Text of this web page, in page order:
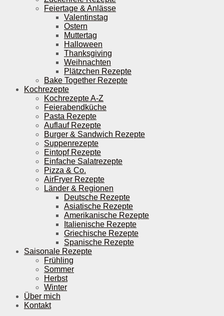
Feiertage & Anlässe
Valentinstag
Ostern
Muttertag
Halloween
Thanksgiving
Weihnachten
Plätzchen Rezepte
Bake Together Rezepte
Kochrezepte
Kochrezepte A-Z
Feierabendküche
Pasta Rezepte
Auflauf Rezepte
Burger & Sandwich Rezepte
Suppenrezepte
Eintopf Rezepte
Einfache Salatrezepte
Pizza & Co.
AirFryer Rezepte
Länder & Regionen
Deutsche Rezepte
Asiatische Rezepte
Amerikanische Rezepte
Italienische Rezepte
Griechische Rezepte
Spanische Rezepte
Saisonale Rezepte
Frühling
Sommer
Herbst
Winter
Über mich
Kontakt